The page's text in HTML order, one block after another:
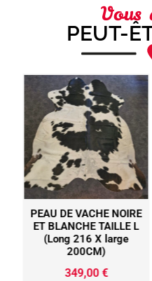
Vous
PEUT-
PEAU DE VACHE NOIRE
ET BLANCHE TAILLE L
(Long 216 X large
200CM)
349,00€